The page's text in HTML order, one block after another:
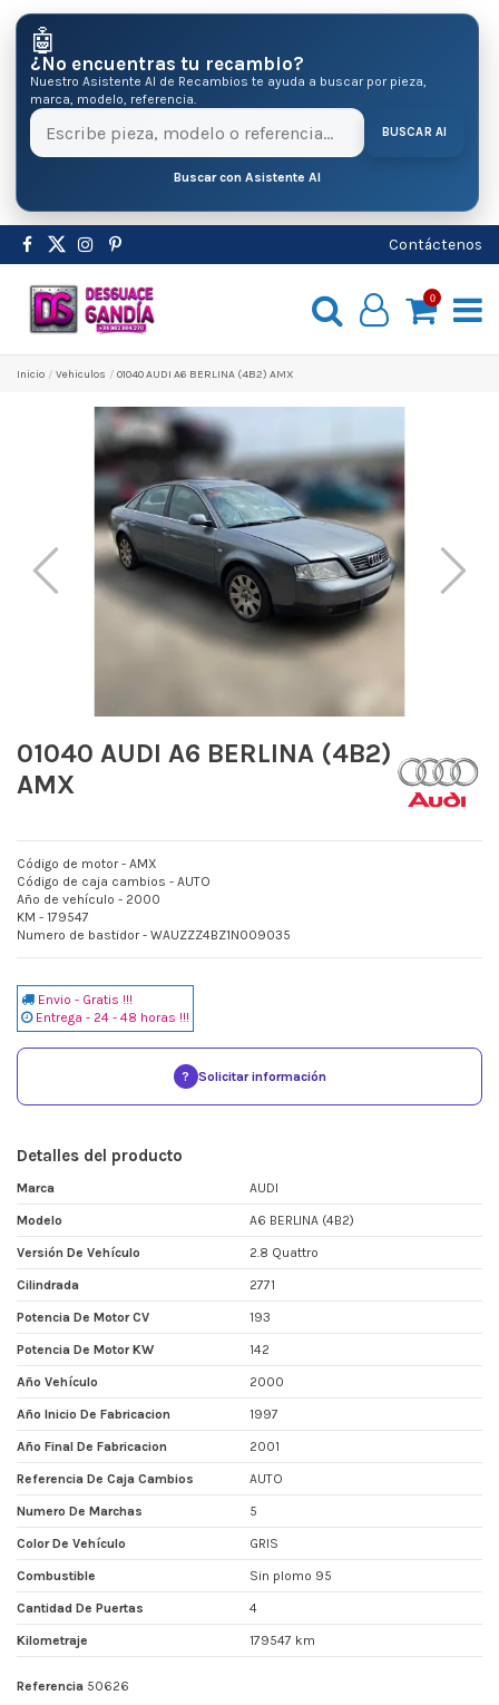
🤖
¿No encuentras tu recambio?
Nuestro Asistente AI de Recambios te ayuda a buscar por pieza,
marca, modelo, referencia.
BUSCAR AI
Buscar con Asistente AI
Contáctenos
0
Inicio Vehiculos 01040 AUDI A6 BERLINA (4B2) AMX
01040 AUDI A6 BERLINA (4B2)
AMX
Código de motor - AMX
Código de caja cambios - AUTO
Año de vehículo - 2000
KM - 179547
Numero de bastidor - WAUZZZ4BZ1N009035
Envio - Gratis !!!
Entrega - 24 - 48 horas !!!
? Solicitar información
Detalles del producto
Marca AUDI
Modelo A6 BERLINA (4B2)
Versión De Vehículo 2.8 Quattro
Cilindrada 2771
Potencia De Motor CV 193
Potencia De Motor KW 142
Año Vehículo 2000
Año Inicio De Fabricacion 1997
Año Final De Fabricacion 2001
Referencia De Caja Cambios AUTO
Numero De Marchas 5
Color De Vehículo GRIS
Combustible Sin plomo 95
Cantidad De Puertas 4
Kilometraje 179547 km
Referencia 50626